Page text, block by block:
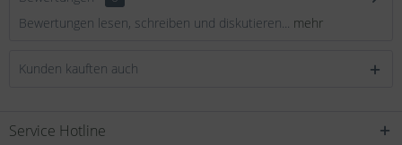
Bewertungen lesen, schreiben und diskutieren... mehr
Kunden kauften auch
Service Hotline